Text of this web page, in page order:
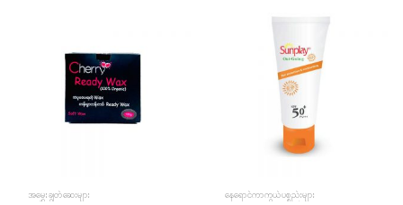
အမွှေးချွတ်ဆေးများ နေရောင်ကာကွယ်ပစ္စည်းများ